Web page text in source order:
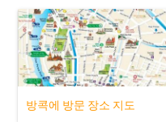
방콕에 방문 장소 지도